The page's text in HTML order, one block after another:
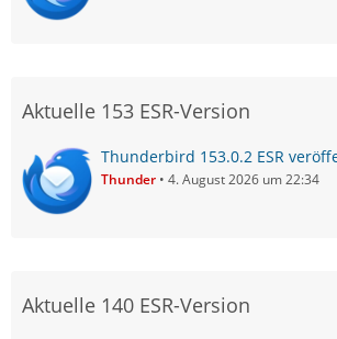
Aktuelle 153 ESR-Version
Thunderbird 153.0.2 ESR
Thunder 4. August 2026 um 22:34
Aktuelle 140 ESR-Version